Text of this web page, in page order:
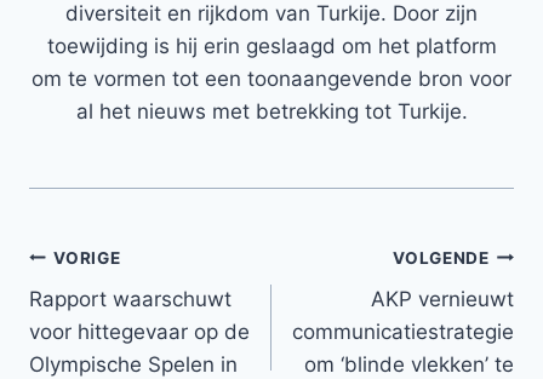
diversiteit en rijkdom van Turkije. Door zijn
toewijding is hij erin geslaagd om het platform
om te vormen tot een toonaangevende bron voor
al het nieuws met betrekking tot Turkije.
Bericht
navigatie
VORIGE
Rapport waarschuwt
voor hittegevaar op de
Olympische Spelen in
VOLGENDE
AKP vernieuwt
communicatiestrategie
om ‘blinde vlekken’ te